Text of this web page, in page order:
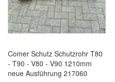
Comer Schutz Schutzrohr T80
- T90 - V80 - V90 1210mm
neue Ausführung 217060